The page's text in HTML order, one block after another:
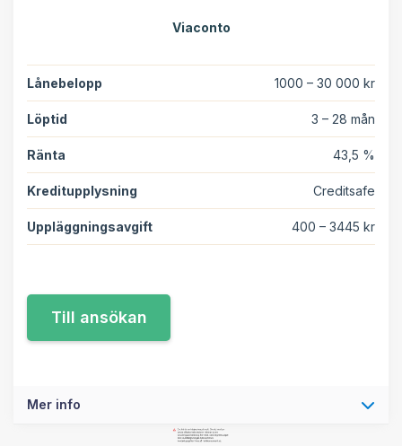
Viaconto
Lånebelopp 1000 – 30 000 kr
Löptid 3 – 28 mån
Ränta 43,5 %
Kreditupplysning Creditsafe
Uppläggningsavgift 400 – 3445 kr
Mer info